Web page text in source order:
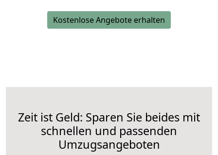
Kostenlose Angebote erhalten
Zeit ist Geld: Sparen Sie beides mit
schnellen und passenden
Umzugsangeboten